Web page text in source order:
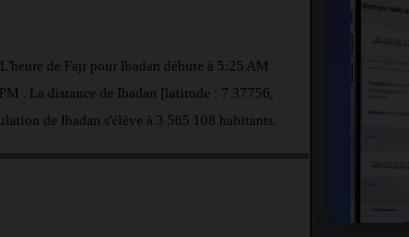
de Fajr pour Ibadan débute à 5:25 AM
. La distance de Ibadan [latitude : 7.37756,
de Ibadan s'élève à 3 565 108 habitants.